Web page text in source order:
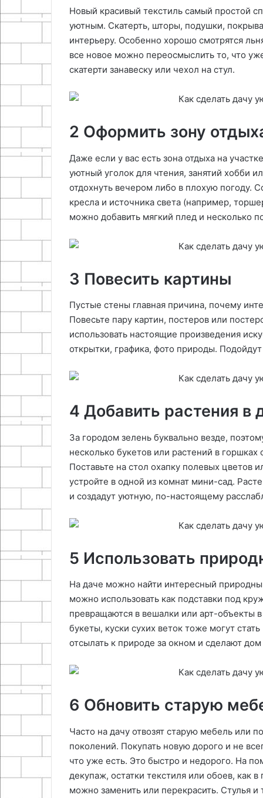
Новый красивый текстиль самый простой
уютным. Скатерть, шторы, подушки,
интерьеру. Особенно хорошо смотрятся
все новое можно переосмыслить то, что
скатерти занавеску или чехол на стул.
2 Оформить зону
Даже если у вас есть зона отдыха на
уютный уголок для чтения, занятий хобби
отдохнуть вечером либо в плохую погоду.
кресла и источника света (например,
можно добавить мягкий плед и несколько
3 Повесить картины
Пустые стены главная причина, почему
Повесьте пару картин, постеров или
использовать настоящие произведения
открытки, графика, фото природы.
4 Добавить растения в
За городом зелень буквально везде,
несколько букетов или растений в
Поставьте на стол охапку полевых цветов
устройте в одной из комнат мини-сад.
и создадут уютную, по-настоящему
5 Использовать
На даче можно найти интересный
можно использовать как подставки под
превращаются в вешалки или арт-объекты
букеты, куски сухих веток тоже могут
отсылать к природе за окном и сделают
6 Обновить старую
Часто на дачу отвозят старую мебель или
поколений. Покупать новую дорого и не
что уже есть. Это быстро и недорого. На
декупаж, остатки текстиля или обоев, как
можно заменить или перекрасить. Стулья